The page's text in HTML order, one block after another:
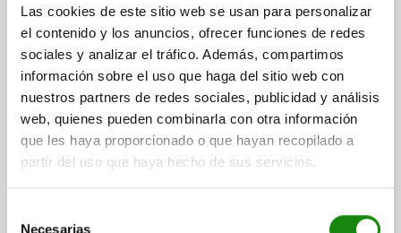
Las cookies de este sitio web se usan para personalizar
el contenido y los anuncios, ofrecer funciones de redes
sociales y analizar el tráfico. Además, compartimos
información sobre el uso que haga del sitio web con
nuestros partners de redes sociales, publicidad y análisis
web, quienes pueden combinarla con otra información
que les haya proporcionado o que hayan recopilado a
partir del uso que haya hecho de sus servicios.
Necesarias
COMP:ACERO INOXIDABLE ACABADO NATURAL,
OVALADO
DIÁMETRO EXTERIOR=25
ROSCA=M6
LONGITUD DE EMPUÑADURA=54,7
MATERIAL DEL COMPONENTE=ACERO INOXIDABLE D2=8 D3=18
LONGITUD DE LA ROSCA=9 L2=4,5 SW=7
Referencia: 06316-1106009
DETALLES